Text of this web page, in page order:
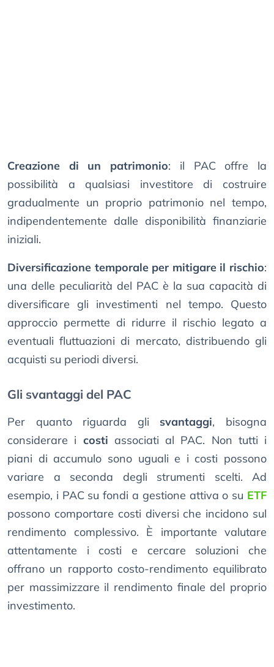
Creazione di un patrimonio: il PAC offre la
possibilità a qualsiasi investitore di costruire
gradualmente un proprio patrimonio nel tempo,
indipendentemente dalle disponibilità finanziarie
iniziali.
Diversificazione temporale per mitigare il rischio:
una delle peculiarità del PAC è la sua capacità di
diversificare gli investimenti nel tempo. Questo
approccio permette di ridurre il rischio legato a
eventuali fluttuazioni di mercato, distribuendo gli
acquisti su periodi diversi.
Gli svantaggi del PAC
Per quanto riguarda gli svantaggi, bisogna
considerare i costi associati al PAC. Non tutti i
piani di accumulo sono uguali e i costi possono
variare a seconda degli strumenti scelti. Ad
esempio, i PAC su fondi a gestione attiva o su ETF
possono comportare costi diversi che incidono sul
rendimento complessivo. È importante valutare
attentamente i costi e cercare soluzioni che
offrano un rapporto costo-rendimento equilibrato
per massimizzare il rendimento finale del proprio
investimento.